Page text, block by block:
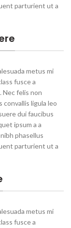
parturient ut a
metus mi
fusce a
Nec felis non
ligula leo
dui faucibus
ipsum a a
phasellus
parturient ut a
metus mi
fusce a